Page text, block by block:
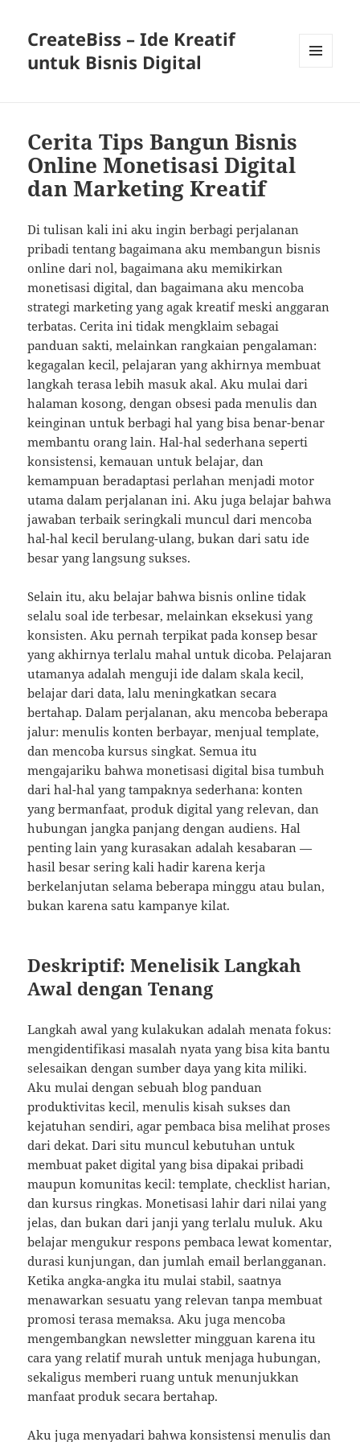
CreateBiss – Ide Kreatif
untuk Bisnis Digital
Cerita Tips Bangun Bisnis
Online Monetisasi Digital
dan Marketing Kreatif
Di tulisan kali ini aku ingin berbagi perjalanan
pribadi tentang bagaimana aku membangun bisnis
online dari nol, bagaimana aku memikirkan
monetisasi digital, dan bagaimana aku mencoba
strategi marketing yang agak kreatif meski anggaran
terbatas. Cerita ini tidak mengklaim sebagai
panduan sakti, melainkan rangkaian pengalaman:
kegagalan kecil, pelajaran yang akhirnya membuat
langkah terasa lebih masuk akal. Aku mulai dari
halaman kosong, dengan obsesi pada menulis dan
keinginan untuk berbagi hal yang bisa benar-benar
membantu orang lain. Hal-hal sederhana seperti
konsistensi, kemauan untuk belajar, dan
kemampuan beradaptasi perlahan menjadi motor
utama dalam perjalanan ini. Aku juga belajar bahwa
jawaban terbaik seringkali muncul dari mencoba
hal-hal kecil berulang-ulang, bukan dari satu ide
besar yang langsung sukses.
Selain itu, aku belajar bahwa bisnis online tidak
selalu soal ide terbesar, melainkan eksekusi yang
konsisten. Aku pernah terpikat pada konsep besar
yang akhirnya terlalu mahal untuk dicoba. Pelajaran
utamanya adalah menguji ide dalam skala kecil,
belajar dari data, lalu meningkatkan secara
bertahap. Dalam perjalanan, aku mencoba beberapa
jalur: menulis konten berbayar, menjual template,
dan mencoba kursus singkat. Semua itu
mengajariku bahwa monetisasi digital bisa tumbuh
dari hal-hal yang tampaknya sederhana: konten
yang bermanfaat, produk digital yang relevan, dan
hubungan jangka panjang dengan audiens. Hal
penting lain yang kurasakan adalah kesabaran —
hasil besar sering kali hadir karena kerja
berkelanjutan selama beberapa minggu atau bulan,
bukan karena satu kampanye kilat.
Deskriptif: Menelisik Langkah
Awal dengan Tenang
Langkah awal yang kulakukan adalah menata fokus:
mengidentifikasi masalah nyata yang bisa kita bantu
selesaikan dengan sumber daya yang kita miliki.
Aku mulai dengan sebuah blog panduan
produktivitas kecil, menulis kisah sukses dan
kejatuhan sendiri, agar pembaca bisa melihat proses
dari dekat. Dari situ muncul kebutuhan untuk
membuat paket digital yang bisa dipakai pribadi
maupun komunitas kecil: template, checklist harian,
dan kursus ringkas. Monetisasi lahir dari nilai yang
jelas, dan bukan dari janji yang terlalu muluk. Aku
belajar mengukur respons pembaca lewat komentar,
durasi kunjungan, dan jumlah email berlangganan.
Ketika angka-angka itu mulai stabil, saatnya
menawarkan sesuatu yang relevan tanpa membuat
promosi terasa memaksa. Aku juga mencoba
mengembangkan newsletter mingguan karena itu
cara yang relatif murah untuk menjaga hubungan,
sekaligus memberi ruang untuk menunjukkan
manfaat produk secara bertahap.
Aku juga menyadari bahwa konsistensi menulis dan